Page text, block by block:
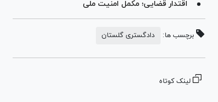
اقتدار قضایی؛ مکمل امنیت ملی
برچسب ها: دادگستری گلستان
لینک کوتاه